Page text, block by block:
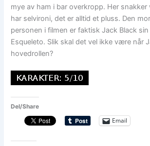
mye av ham i bar overkropp. Her snakker
har selvironi, det er alltid et pluss. Den
personen i filmen er faktisk Jack Black sin
Esqueleto. Slik skal det vel ikke være når
hovedrollen?
Del/Share
Email